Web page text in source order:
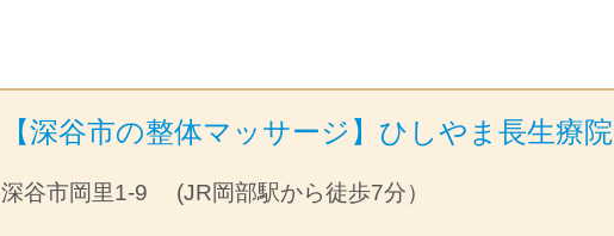
【深谷市の整体マッサージ】ひしやま長生療院
深谷市岡里1-9 (JR岡部駅から徒歩7分）